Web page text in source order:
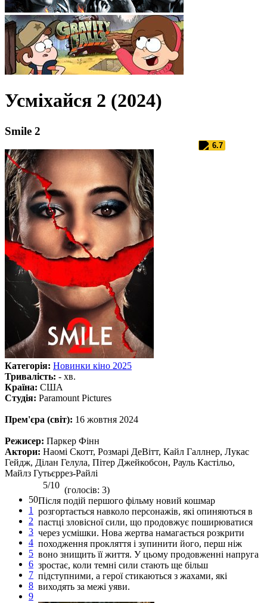
Усміхайся 2 (2024)
Smile 2
6.7
Категорія: Новинки кіно 2025
Тривалість: - хв.
Країна: США
Студія: Paramount Pictures
Прем'єра (світ): 16 жовтня 2024
Режисер: Паркер Фінн
Актори: Наомі Скотт, Розмарі ДеВітт, Кайл Галлнер, Лукас
Гейдж, Ділан Гелула, Пітер Джейкобсон, Рауль Кастільо,
Майлз Гутьєррез-Райлі
50
1
2
3
4
5
6
7
8
9
5/10 (голосів: 3)
Після подій першого фільму новий кошмар
розгортається навколо персонажів, які опиняються в
пастці зловісної сили, що продовжує поширюватися
через усмішки. Нова жертва намагається розкрити
походження прокляття і зупинити його, перш ніж
воно знищить її життя. У цьому продовженні напруга
зростає, коли темні сили стають ще більш
підступними, а герої стикаються з жахами, які
виходять за межі уяви.